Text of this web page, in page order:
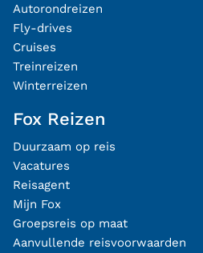
Autorondreizen
Fly-drives
Cruises
Treinreizen
Winterreizen
Fox Reizen
Duurzaam op reis
Vacatures
Reisagent
Mijn Fox
Groepsreis op maat
Aanvullende reisvoorwaarden